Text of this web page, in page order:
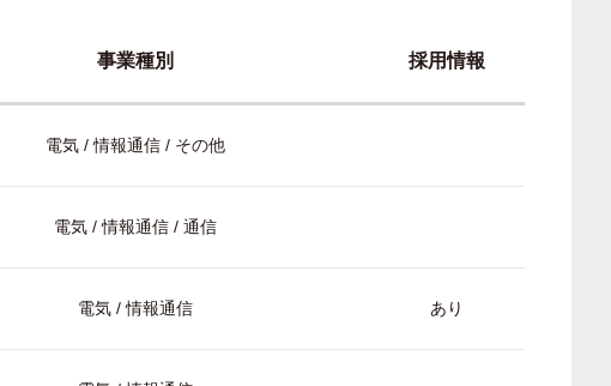
事業種別 採用情報
電気 / 情報通信 / その他
電気 / 情報通信 / 通信
電気 / 情報通信 あり